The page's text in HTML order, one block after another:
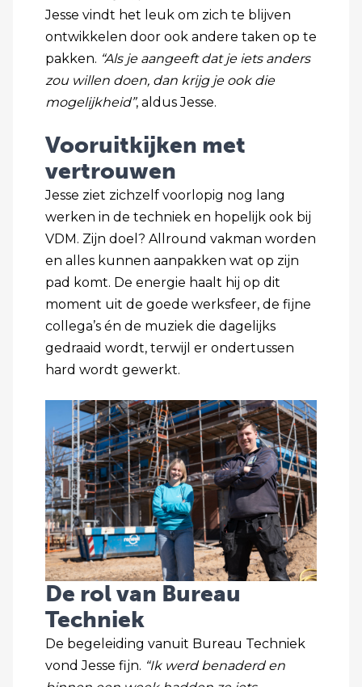
Jesse vindt het leuk om zich te blijven
ontwikkelen door ook andere taken op te
pakken. “Als je aangeeft dat je iets anders
zou willen doen, dan krijg je ook die
mogelijkheid”, aldus Jesse.
Vooruitkijken met
vertrouwen
Jesse ziet zichzelf voorlopig nog lang
werken in de techniek en hopelijk ook bij
VDM. Zijn doel? Allround vakman worden
en alles kunnen aanpakken wat op zijn
pad komt. De energie haalt hij op dit
moment uit de goede werksfeer, de fijne
collega’s én de muziek die dagelijks
gedraaid wordt, terwijl er ondertussen
hard wordt gewerkt.
De rol van Bureau
Techniek
De begeleiding vanuit Bureau Techniek
vond Jesse fijn. “Ik werd benaderd en